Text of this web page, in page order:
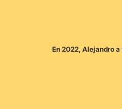
En 2022, Alejandro